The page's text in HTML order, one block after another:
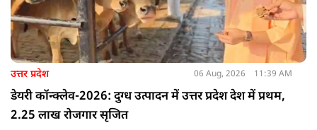
उत्तर प्रदेश 06 Aug, 2026 11:39 AM
डेयरी कॉन्क्लेव-2026: दुग्ध उत्पादन में उत्तर प्रदेश देश में प्रथम,
2.25 लाख रोजगार सृजित